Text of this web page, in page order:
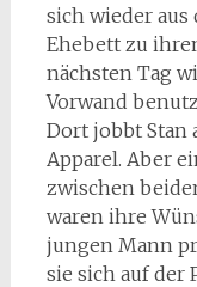
sich wieder
Ehebett zu
nächsten Tag
Vorwand
Dort jobbt Stan
Apparel. Aber
zwischen
waren ihre
jungen Mann
sie sich auf der